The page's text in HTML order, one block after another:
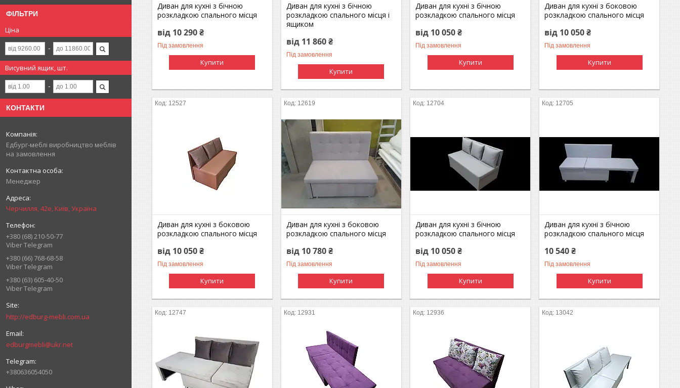
ФІЛЬТРИ
Ціна
Висувний ящик, шт.
КОНТАКТИ
Едбург-меблі виробництво меблів
на замовлення
Менеджер
Черчилля, 42е, Київ, Україна
+380 (68) 210-50-77
Viber Telegram
+380 (66) 768-68-58
Viber Telegram
+380 (63) 605-40-50
Viber Telegram
http://edburg-mebli.com.ua
edburgmebli@ukr.net
+380636054050
Диван для кухні з бічною
розкладкою спального місця
від 10 290 ₴
Під замовлення
Купити
Диван для кухні з бічною
розкладкою спального місця і
ящиком
від 11 860 ₴
Під замовлення
Купити
Диван для кухні з бічною
розкладкою спального місця
від 10 050 ₴
Під замовлення
Купити
Диван для кухні з боковою
розкладкою спального місця
від 10 050 ₴
Під замовлення
Купити
12527
Диван для кухні з боковою
розкладкою спального місця
від 10 050 ₴
Під замовлення
Купити
12619
Диван для кухні з боковою
розкладкою спального місця
від 10 780 ₴
Під замовлення
Купити
12704
Диван для кухні з бічною
розкладкою спального місця
від 10 050 ₴
Під замовлення
Купити
12705
Диван для кухні з бічною
розкладкою спального місця
10 540 ₴
Під замовлення
Купити
12747 12931 12936 13042